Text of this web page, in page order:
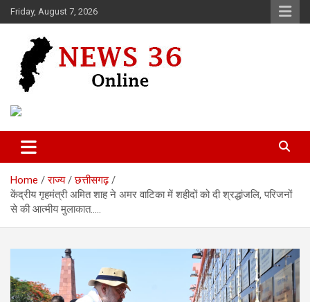
Skip
to
Friday, August 7, 2026
News 36
Home राज्य
छत्तीसगढ़
केंद्रीय गृहमंत्री अमित शाह ने अमर वाटिका में शहीदों को दी श्रद्धांजलि, परिजनों
से की आत्मीय मुलाकात…..